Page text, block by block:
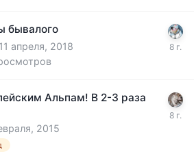
бывалого
11 апреля, 2018
Альпам! В 2-3 раза
2015